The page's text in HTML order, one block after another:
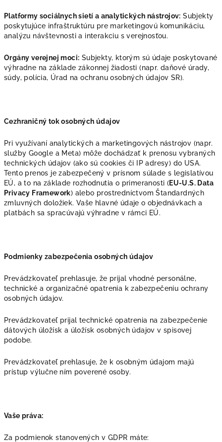
Platformy sociálnych sietí a analytických nástrojov: Subjekty
poskytujúce infraštruktúru pre marketingovú komunikáciu,
analýzu návštevnosti a interakciu s verejnosťou.
Orgány verejnej moci: Subjekty, ktorým sú údaje poskytované
výhradne na základe zákonnej žiadosti (napr. daňové úrady,
súdy, polícia, Úrad na ochranu osobných údajov SR).
Cezhraničný tok osobných údajov
Pri využívaní analytických a marketingových nástrojov (napr.
služby Google a Meta) môže dochádzať k prenosu vybraných
technických údajov (ako sú cookies či IP adresy) do USA.
Tento prenos je zabezpečený v prísnom súlade s legislatívou
EÚ, a to na základe rozhodnutia o primeranosti (EU-U.S. Data
Privacy Framework) alebo prostredníctvom Štandardných
zmluvných doložiek. Vaše hlavné údaje o objednávkach a
platbách sa spracúvajú výhradne v rámci EÚ.
Podmienky zabezpečenia osobných údajov
Prevádzkovateľ prehlasuje, že prijal vhodné personálne,
technické a organizačné opatrenia k zabezpečeniu ochrany
osobných údajov.
Prevádzkovateľ prijal technické opatrenia na zabezpečenie
dátových úložísk a úložísk osobných údajov v spisovej
podobe.
Prevádzkovateľ prehlasuje, že k osobným údajom majú
prístup výlučne ním poverené osoby.
Vaše práva:
Za podmienok stanovených v GDPR máte: